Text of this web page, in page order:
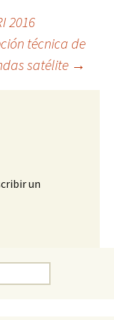
2016
técnica de
satélite →
un